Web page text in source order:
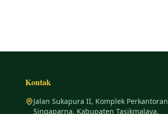
Kontak
Jalan Sukapura II, Komplek Perkantoran
Singaparna, Kabupaten Tasikmalaya,